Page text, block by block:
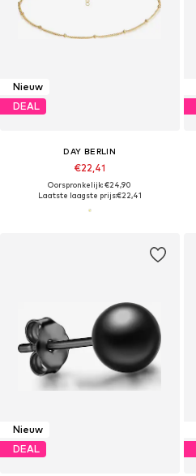
Nieuw
DEAL
DAY BERLIN
€22,41
Oorspronkelijk: €24,90
Laatste laagste prijs:€22,41
Nieuw
DEAL